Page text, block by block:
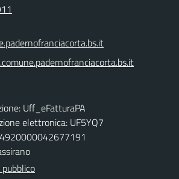
Uff_eFatturaPA
elettronica: UF5YQ7